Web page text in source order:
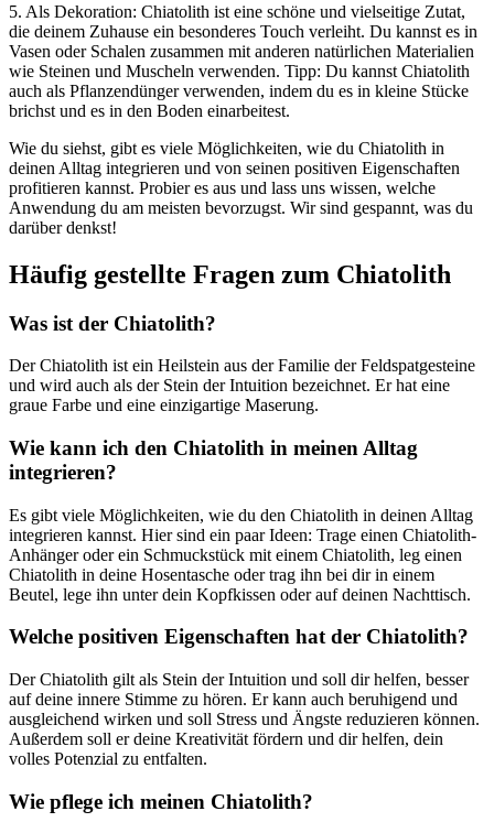
5. Als Dekoration: Chiatolith ist eine schöne und vielseitige Zutat,
die deinem Zuhause ein besonderes Touch verleiht. Du kannst es in
Vasen oder Schalen zusammen mit anderen natürlichen Materialien
wie Steinen und Muscheln verwenden. Tipp: Du kannst Chiatolith
auch als Pflanzendünger verwenden, indem du es in kleine Stücke
brichst und es in den Boden einarbeitest.
Wie du siehst, gibt es viele Möglichkeiten, wie du Chiatolith in
deinen Alltag integrieren und von seinen positiven Eigenschaften
profitieren kannst. Probier es aus und lass uns wissen, welche
Anwendung du am meisten bevorzugst. Wir sind gespannt, was du
darüber denkst!
Häufig gestellte Fragen zum Chiatolith
Was ist der Chiatolith?
Der Chiatolith ist ein Heilstein aus der Familie der Feldspatgesteine
und wird auch als der Stein der Intuition bezeichnet. Er hat eine
graue Farbe und eine einzigartige Maserung.
Wie kann ich den Chiatolith in meinen Alltag
integrieren?
Es gibt viele Möglichkeiten, wie du den Chiatolith in deinen Alltag
integrieren kannst. Hier sind ein paar Ideen: Trage einen Chiatolith-
Anhänger oder ein Schmuckstück mit einem Chiatolith, leg einen
Chiatolith in deine Hosentasche oder trag ihn bei dir in einem
Beutel, lege ihn unter dein Kopfkissen oder auf deinen Nachttisch.
Welche positiven Eigenschaften hat der Chiatolith?
Der Chiatolith gilt als Stein der Intuition und soll dir helfen, besser
auf deine innere Stimme zu hören. Er kann auch beruhigend und
ausgleichend wirken und soll Stress und Ängste reduzieren können.
Außerdem soll er deine Kreativität fördern und dir helfen, dein
volles Potenzial zu entfalten.
Wie pflege ich meinen Chiatolith?